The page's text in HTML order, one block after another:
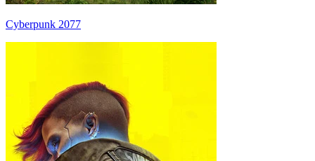
Cyberpunk 2077